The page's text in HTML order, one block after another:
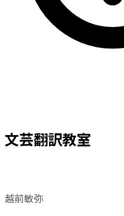
文芸翻訳教室
越前敏弥